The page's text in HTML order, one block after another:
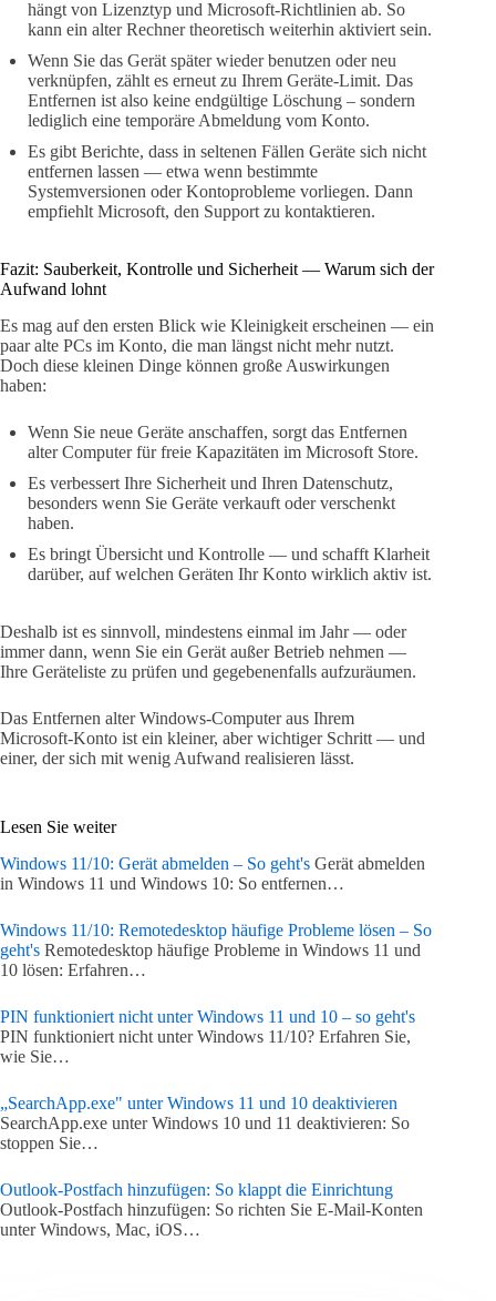
hängt von Lizenztyp und Microsoft‑Richtlinien ab. So
kann ein alter Rechner theoretisch weiterhin aktiviert sein.
Wenn Sie das Gerät später wieder benutzen oder neu
verknüpfen, zählt es erneut zu Ihrem Geräte‑Limit. Das
Entfernen ist also keine endgültige Löschung – sondern
lediglich eine temporäre Abmeldung vom Konto.
Es gibt Berichte, dass in seltenen Fällen Geräte sich nicht
entfernen lassen — etwa wenn bestimmte
Systemversionen oder Kontoprobleme vorliegen. Dann
empfiehlt Microsoft, den Support zu kontaktieren.
Fazit: Sauberkeit, Kontrolle und Sicherheit — Warum sich der
Aufwand lohnt
Es mag auf den ersten Blick wie Kleinigkeit erscheinen — ein
paar alte PCs im Konto, die man längst nicht mehr nutzt.
Doch diese kleinen Dinge können große Auswirkungen
haben:
Wenn Sie neue Geräte anschaffen, sorgt das Entfernen
alter Computer für freie Kapazitäten im Microsoft Store.
Es verbessert Ihre Sicherheit und Ihren Datenschutz,
besonders wenn Sie Geräte verkauft oder verschenkt
haben.
Es bringt Übersicht und Kontrolle — und schafft Klarheit
darüber, auf welchen Geräten Ihr Konto wirklich aktiv ist.
Deshalb ist es sinnvoll, mindestens einmal im Jahr — oder
immer dann, wenn Sie ein Gerät außer Betrieb nehmen —
Ihre Geräteliste zu prüfen und gegebenenfalls aufzuräumen.
Das Entfernen alter Windows‑Computer aus Ihrem
Microsoft‑Konto ist ein kleiner, aber wichtiger Schritt — und
einer, der sich mit wenig Aufwand realisieren lässt.
Lesen Sie weiter
Windows 11/10: Gerät abmelden – So geht's Gerät abmelden
in Windows 11 und Windows 10: So entfernen…
Windows 11/10: Remotedesktop häufige Probleme lösen – So
geht's Remotedesktop häufige Probleme in Windows 11 und
10 lösen: Erfahren…
PIN funktioniert nicht unter Windows 11 und 10 – so geht's
PIN funktioniert nicht unter Windows 11/10? Erfahren Sie,
wie Sie…
„SearchApp.exe" unter Windows 11 und 10 deaktivieren
SearchApp.exe unter Windows 10 und 11 deaktivieren: So
stoppen Sie…
Outlook-Postfach hinzufügen: So klappt die Einrichtung
Outlook-Postfach hinzufügen: So richten Sie E-Mail-Konten
unter Windows, Mac, iOS…